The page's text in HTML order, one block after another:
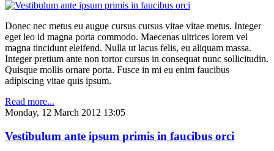
Donec nec metus eu augue cursus cursus vitae vitae metus. Integer
eget leo id magna porta commodo. Maecenas ultrices lorem vel
magna tincidunt eleifend. Nulla ut lacus felis, eu aliquam massa.
Integer pretium ante non tortor cursus in consequat nunc sollicitudin.
Quisque mollis ornare porta. Fusce in mi eu enim faucibus
adipiscing vitae quis ipsum.
Read more...
Monday, 12 March 2012 13:05
Vestibulum ante ipsum primis in faucibus orci